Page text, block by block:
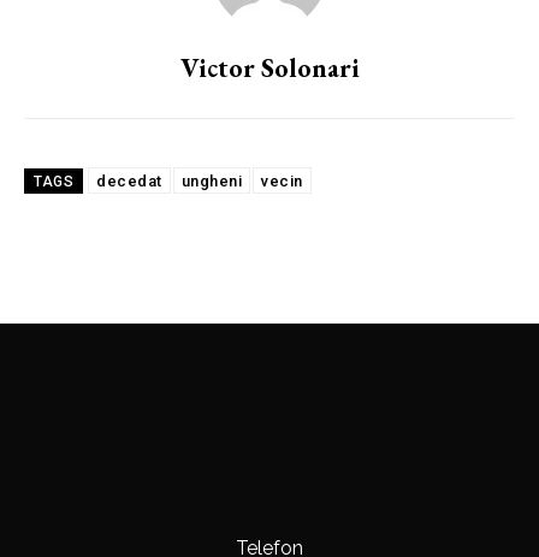
Victor Solonari
TAGS decedat ungheni vecin
Telefon